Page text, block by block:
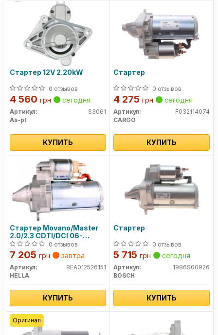
Стартер 12V 2.20kW
0 отзывов
4 560 грн сегодня
Артикул:
S3061
As-pl
КУПИТЬ
Стартер
0 отзывов
4 275 грн сегодня
Артикул:
F032114074
CARGO
КУПИТЬ
Стартер Movano/Master
2.0/2.3 CDTI/DCI 06-
(2.2kw)
0 отзывов
7 205 грн завтра
Артикул:
8EA012526151
HELLA
КУПИТЬ
Стартер
0 отзывов
5 715 грн сегодня
Артикул:
1986S00926
BOSCH
КУПИТЬ
Оригинал